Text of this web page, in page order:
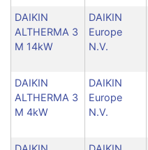
DAIKIN
ALTHERMA 3
M 14kW
DAIKIN
Europe
N.V.
DAIKIN
ALTHERMA 3
M 4kW
DAIKIN
Europe
N.V.